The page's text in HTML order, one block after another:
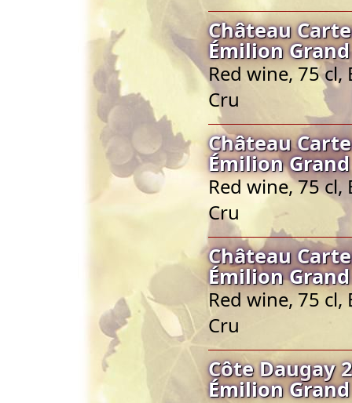
Château
Émilion
Red wine, 75
Cru
Château
Émilion
Red wine, 75
Cru
Château
Émilion
Red wine, 75
Cru
Côte Daugay
Émilion